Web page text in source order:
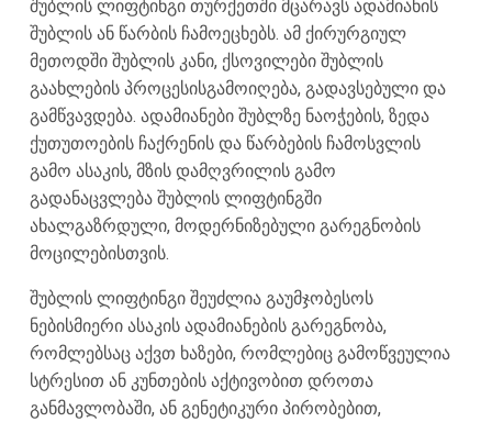
შუბლის ლიფტინგი თურქეთში მცარავს ადამიანის
შუბლის ან წარბის ჩამოეცხებს. ამ ქირურგიულ
მეთოდში შუბლის კანი, ქსოვილები შუბლის
გაახლების პროცესისგამოიღება, გადავსებული და
გამწვავდება. ადამიანები შუბლზე ნაოჭების, ზედა
ქუთუთოების ჩაქრენის და წარბების ჩამოსვლის
გამო ასაკის, მზის დამღვრილის გამო
გადანაცვლება შუბლის ლიფტინგში
ახალგაზრდული, მოდერნიზებული გარეგნობის
მოცილებისთვის.
შუბლის ლიფტინგი შეუძლია გაუმჯობესოს
ნებისმიერი ასაკის ადამიანების გარეგნობა,
რომლებსაც აქვთ ხაზები, რომლებიც გამოწვეულია
სტრესით ან კუნთების აქტივობით დროთა
განმავლობაში, ან გენეტიკური პირობებით,